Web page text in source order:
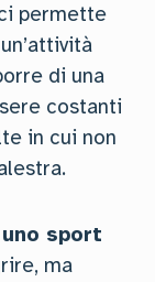
permette
di una
costanti
in cui non
sport
ma